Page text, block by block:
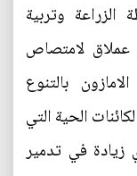
وتربية
عملاق لامتصاص
بالتنوع
الحية التي
زيادة في تدمير